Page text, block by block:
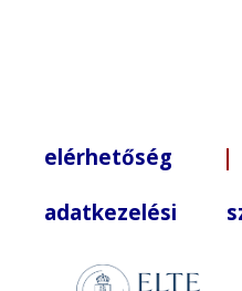
elérhetőség
adatkezelési